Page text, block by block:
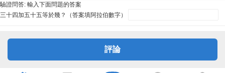
驗證問答: 輸入下面問題的答案
三十四加五十五等於幾？（答案填阿拉伯數字）
評論